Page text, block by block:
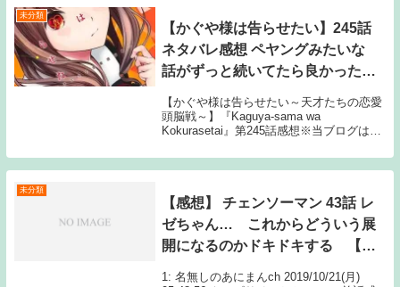
未分類
【かぐや様は告らせたい】245話
ネタバレ感想 ペヤングみたいな
話がずっと続いてたら良かったの
【かぐや様は告らせたい～天才たちの恋愛
頭脳戦～】『Kaguya-sama wa
Kokurasetai』第245話感想※当ブログは感
のため、タイトルにはネタバレと注記して
おりますが、マンガ本編のセリフ書...
未分類
【感想】 チェンソーマン 43話 レ
ゼちゃん… これからどういう展
開になるのかドキドキする 【ネ
1: 名無しのあにまんch 2019/10/21(月)